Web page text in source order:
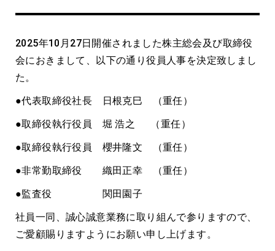
役員人事のお知らせ
2025年10月27日開催されました株主総会及び取締役
会におきまして、以下の通り役員人事を決定致しまし
た。
●代表取締役社長 日根克巳 （重任）
●取締役執行役員 堀 浩之 （重任）
●取締役執行役員 櫻井隆文 （重任）
●非常勤取締役 織田正幸 （重任）
●監査役 関田園子
社員一同、誠心誠意業務に取り組んで参りますので、
ご愛顧賜りますようにお願い申し上げます。